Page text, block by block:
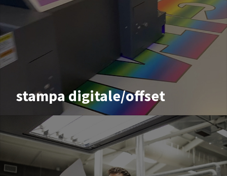
stampa digitale/offset